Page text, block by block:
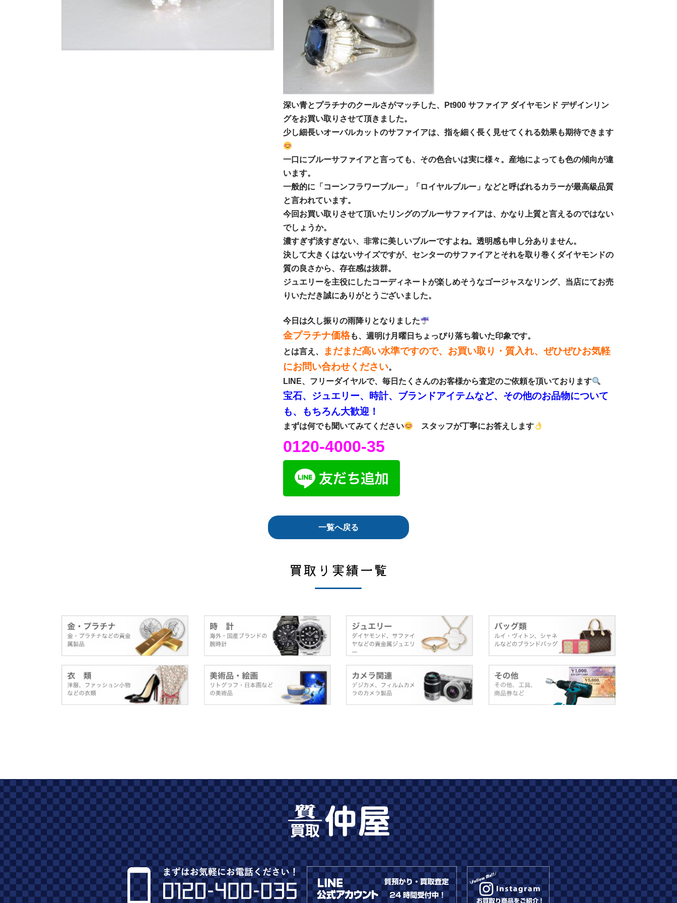
深い青とプラチナのクールさがマッチした、Pt900 サファイア ダイヤモンド デザインリン
グをお買い取りさせて頂きました。
少し細長いオーバルカットのサファイアは、指を細く長く見せてくれる効果も期待できます
一口にブルーサファイアと言っても、その色合いは実に様々。産地によっても色の傾向が違
います。
一般的に「コーンフラワーブルー」「ロイヤルブルー」などと呼ばれるカラーが最高級品質
と言われています。
今回お買い取りさせて頂いたリングのブルーサファイアは、かなり上質と言えるのではない
でしょうか。
濃すぎず淡すぎない、非常に美しいブルーですよね。透明感も申し分ありません。
決して大きくはないサイズですが、センターのサファイアとそれを取り巻くダイヤモンドの
質の良さから、存在感は抜群。
ジュエリーを主役にしたコーディネートが楽しめそうなゴージャスなリング、当店にてお売
りいただき誠にありがとうございました。
今日は久し振りの雨降りとなりました
金プラチナ価格も、週明け月曜日ちょっぴり落ち着いた印象です。
とは言え、
まだまだ高い水準ですので、お買い取り・質入れ、ぜひぜひお気軽
にお問い合わせください。
LINE、フリーダイヤルで、毎日たくさんのお客様から査定のご依頼を頂いております
宝石、ジュエリー、時計、ブランドアイテムなど、その他のお品物について
も、もちろん大歓迎！
まずは何でも聞いてみてください スタッフが丁寧にお答えします
0120-4000-35
一覧へ戻る